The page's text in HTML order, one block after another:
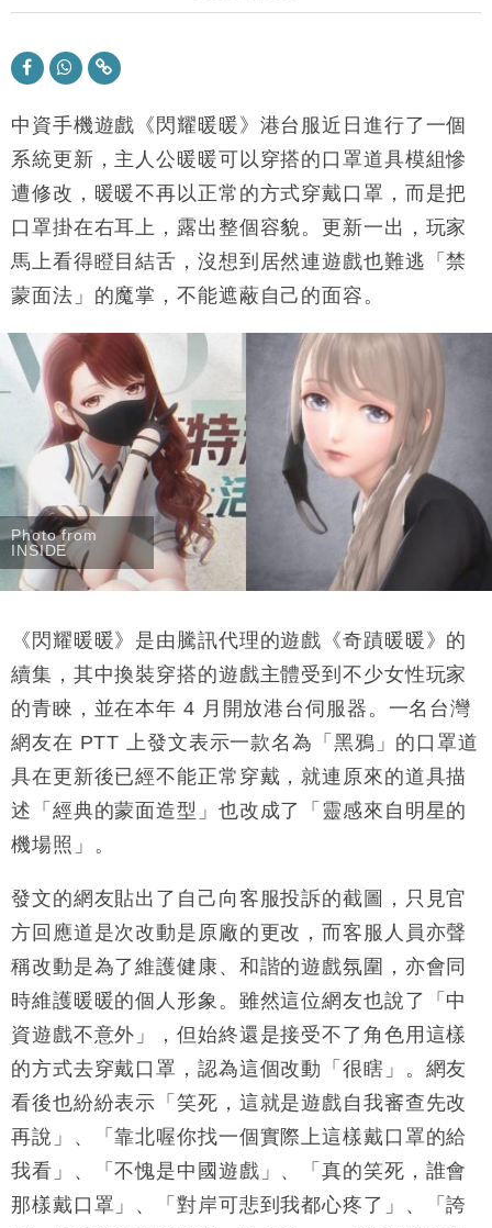
科技｜iPhone 18 Pro成本或升4成 蘋果或犧牲毛利穩
15:38
本地｜香港迪拜下月10日合辦氣候金融會議
14:49
財經｜大摩削老鋪黃金目標價至505元 惟維持「增
持」評級
13:49
本地｜華嫂冰室太子店涉提供失實資料 遭禁申請輸入
勞工一年
12:11
中國｜強颱風「白海豚」殘渦北上 上海取消逾900班
機
18:31
財經｜華僑銀行上半年淨利創新高 中期息增15%至
17:33
財經｜滙豐上調香港今年GDP預測至4.5% 看好貿易
及消費表現
16:47
本地｜假冒內地執法人員要求交「保證金」 43歲女子
損失近6900萬元
16:05
財經｜日經失守6.5萬點後回穩 全周仍升近2%
中資手機遊戲《閃耀暖暖》港台服近日進行了一個
系統更新，主人公暖暖可以穿搭的口罩道具模組慘
遭修改，暖暖不再以正常的方式穿戴口罩，而是把
口罩掛在右耳上，露出整個容貌。更新一出，玩家
馬上看得瞪目結舌，沒想到居然連遊戲也難逃「禁
蒙面法」的魔掌，不能遮蔽自己的面容。
Photo from
INSIDE
《閃耀暖暖》是由騰訊代理的遊戲《奇蹟暖暖》的
續集，其中換裝穿搭的遊戲主體受到不少女性玩家
的青睞，並在本年 4 月開放港台伺服器。一名台灣
網友在 PTT 上發文表示一款名為「黑鴉」的口罩道
具在更新後已經不能正常穿戴，就連原來的道具描
述「經典的蒙面造型」也改成了「靈感來自明星的
機場照」。
發文的網友貼出了自己向客服投訴的截圖，只見官
方回應道是次改動是原廠的更改，而客服人員亦聲
稱改動是為了維護健康、和諧的遊戲氛圍，亦會同
時維護暖暖的個人形象。雖然這位網友也說了「中
資遊戲不意外」，但始終還是接受不了角色用這樣
的方式去穿戴口罩，認為這個改動「很瞎」。網友
看後也紛紛表示「笑死，這就是遊戲自我審查先改
再說」、「靠北喔你找一個實際上這樣戴口罩的給
我看」、「不愧是中國遊戲」、「真的笑死，誰會
那樣戴口罩」、「對岸可悲到我都心疼了」、「誇